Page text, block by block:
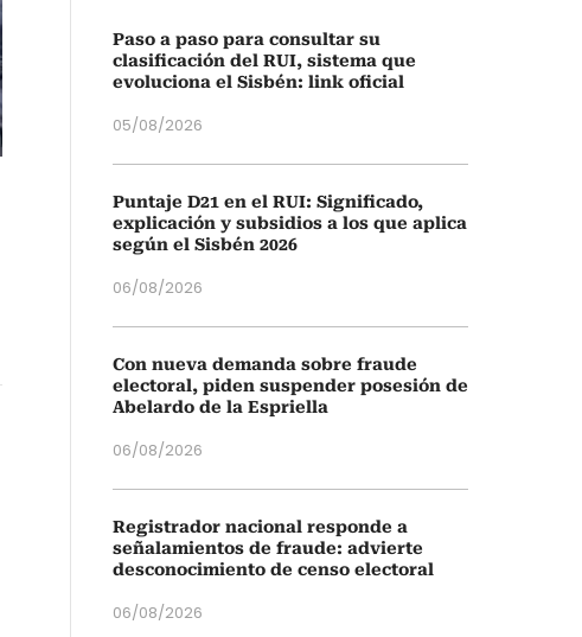
Paso a paso para consultar su
clasificación del RUI, sistema que
evoluciona el Sisbén: link oficial
05/08/2026
Puntaje D21 en el RUI: Significado,
explicación y subsidios a los que aplica
según el Sisbén 2026
06/08/2026
Con nueva demanda sobre fraude
electoral, piden suspender posesión de
Abelardo de la Espriella
06/08/2026
Registrador nacional responde a
señalamientos de fraude: advierte
desconocimiento de censo electoral
06/08/2026